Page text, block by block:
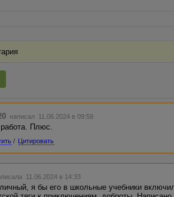
написал 11.06.2024 в 09:59
Плюс.
/ Цитировать
11.06.2024 в 14:33
я бы его в школьные учебники